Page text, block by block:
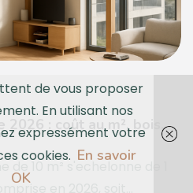
2026 : coût au m², bois,
de 10 m² s'echelonne de 1
en 2026, soit...
de vous proposer
En utilisant nos
expressément votre
cookies. En savoir
OK